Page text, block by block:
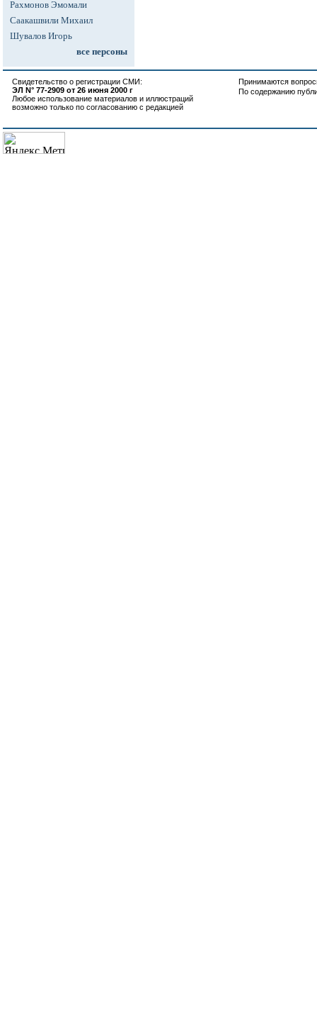
Рахмонов Эмомали
Саакашвили Михаил
Шувалов Игорь
все персоны
Свидетельство о регистрации СМИ:
ЭЛ N° 77-2909 от 26 июня 2000 г
Любое использование материалов и иллюстраций
возможно только по согласованию с редакцией
Принимаются
По содержанию